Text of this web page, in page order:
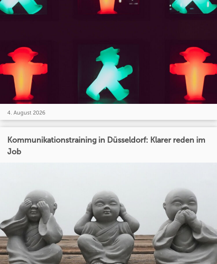
4. August 2026
Kommunikationstraining in Düsseldorf: Klarer reden im
Job